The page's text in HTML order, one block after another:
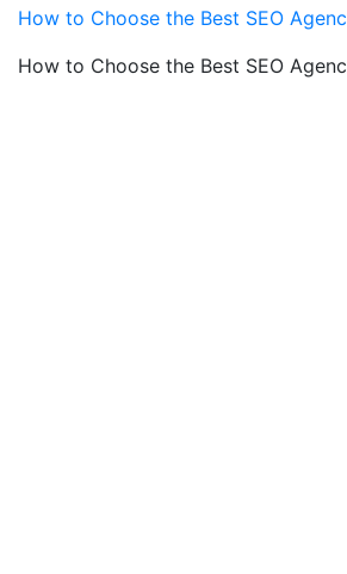
How to Choose the Best SEO
How to Choose the Best SEO